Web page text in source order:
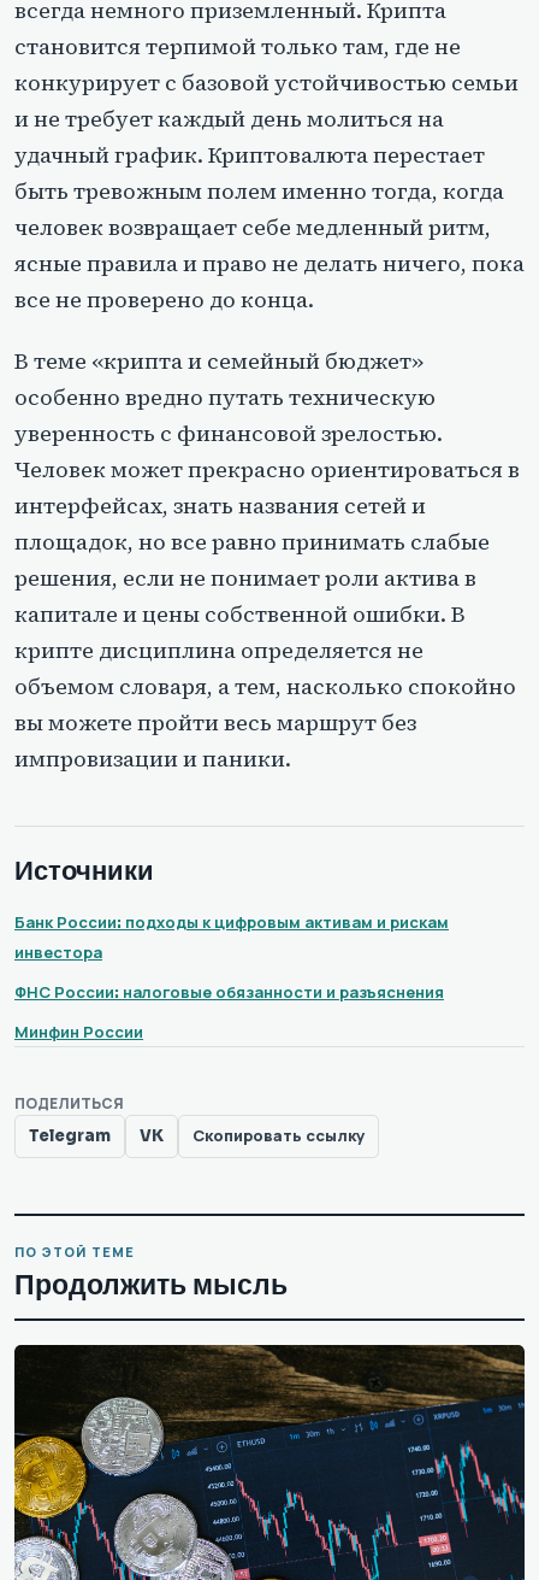
всегда немного приземленный. Крипта
становится терпимой только там, где не
конкурирует с базовой устойчивостью семьи
и не требует каждый день молиться на
удачный график. Криптовалюта перестает
быть тревожным полем именно тогда, когда
человек возвращает себе медленный ритм,
ясные правила и право не делать ничего, пока
все не проверено до конца.
В теме «крипта и семейный бюджет»
особенно вредно путать техническую
уверенность с финансовой зрелостью.
Человек может прекрасно ориентироваться в
интерфейсах, знать названия сетей и
площадок, но все равно принимать слабые
решения, если не понимает роли актива в
капитале и цены собственной ошибки. В
крипте дисциплина определяется не
объемом словаря, а тем, насколько спокойно
вы можете пройти весь маршрут без
импровизации и паники.
Источники
Банк России: подходы к цифровым активам и рискам
инвестора
ФНС России: налоговые обязанности и разъяснения
Минфин России
ПОДЕЛИТЬСЯ
Telegram VK Скопировать ссылку
ПО ЭТОЙ ТЕМЕ
Продолжить мысль